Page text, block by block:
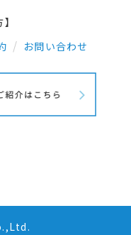
お問い合わせ